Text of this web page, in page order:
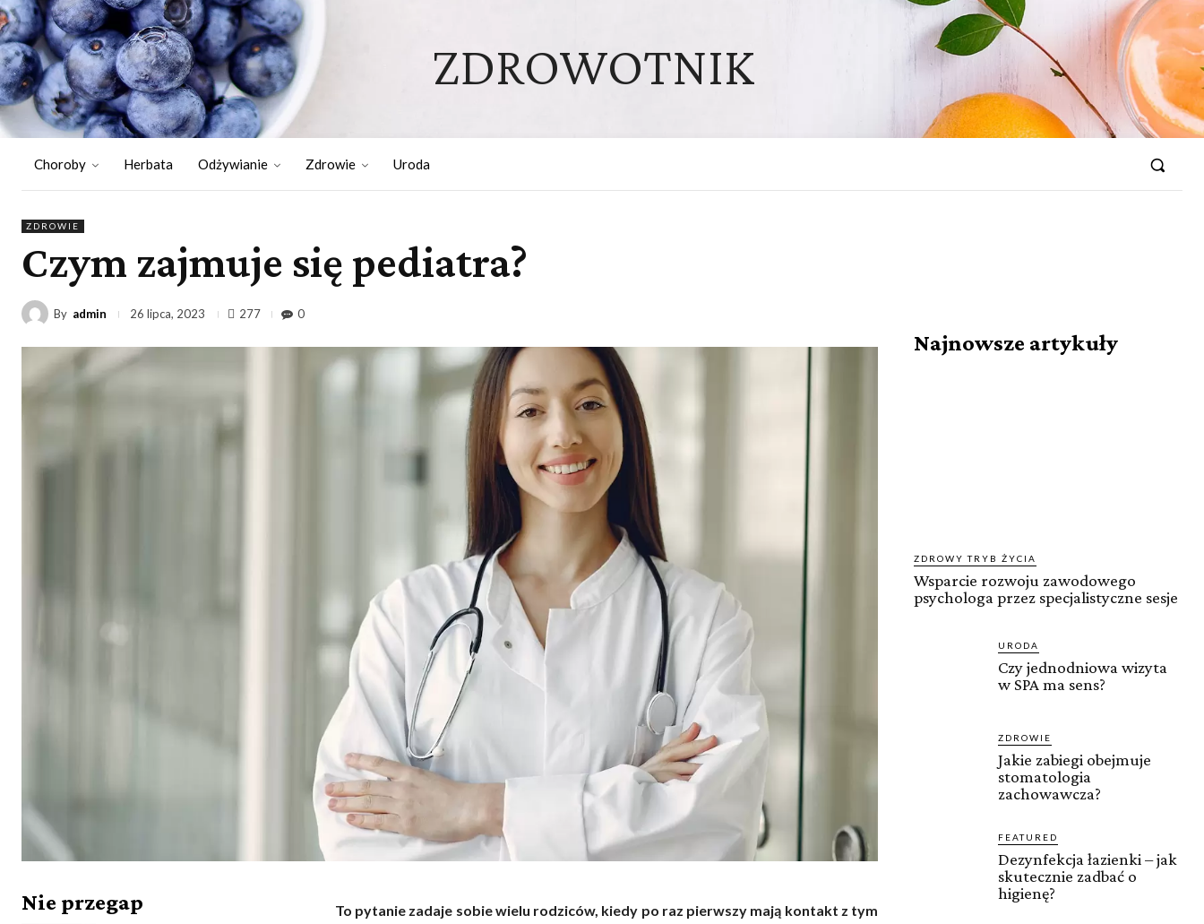
ZDROWOTNIK
Choroby Herbata Odżywianie Zdrowie Uroda
ZDROWIE
Czym zajmuje się pediatra?
By admin 26 lipca, 2023 277 0
Nie przegap
To pytanie zadaje sobie wielu rodziców, kiedy po raz pierwszy mają kontakt z tym
Najnowsze artykuły
ZDROWY TRYB ŻYCIA
Wsparcie rozwoju zawodowego
psychologa przez specjalistyczne sesje
URODA
Czy jednodniowa wizyta
w SPA ma sens?
ZDROWIE
Jakie zabiegi obejmuje
stomatologia
zachowawcza?
FEATURED
Dezynfekcja łazienki – jak
skutecznie zadbać o
higienę?